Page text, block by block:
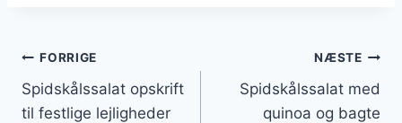
Indlægsnavigation
FORRIGE
Spidskålssalat opskrift
til festlige lejligheder
NÆSTE
Spidskålssalat med
quinoa og bagte